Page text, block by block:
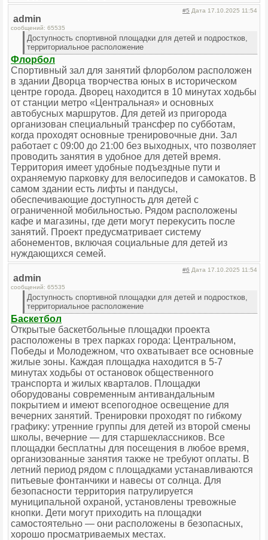
#5 Дата 17.10.2025 11:54
admin
сообщений: 65535
Доступность спортивной площадки для детей и подростков,
территориальное расположение
Флорбол
Спортивный зал для занятий флорболом расположен
в здании Дворца творчества юных в историческом
центре города. Дворец находится в 10 минутах ходьбы
от станции метро «Центральная» и основных
автобусных маршрутов. Для детей из пригорода
организован специальный трансфер по субботам,
когда проходят основные тренировочные дни. Зал
работает с 09:00 до 21:00 без выходных, что позволяет
проводить занятия в удобное для детей время.
Территория имеет удобные подъездные пути и
охраняемую парковку для велосипедов и самокатов. В
самом здании есть лифты и пандусы,
обеспечивающие доступность для детей с
ограниченной мобильностью. Рядом расположены
кафе и магазины, где дети могут перекусить после
занятий. Проект предусматривает систему
абонементов, включая социальные для детей из
нуждающихся семей.
#6 Дата 17.10.2025 11:54
admin
сообщений: 65535
Доступность спортивной площадки для детей и подростков,
территориальное расположение
Баскетбол
Открытые баскетбольные площадки проекта
расположены в трех парках города: Центральном,
Победы и Молодежном, что охватывает все основные
жилые зоны. Каждая площадка находится в 5-7
минутах ходьбы от остановок общественного
транспорта и жилых кварталов. Площадки
оборудованы современным антивандальным
покрытием и имеют всепогодное освещение для
вечерних занятий. Тренировки проходят по гибкому
графику: утренние группы для детей из второй смены
школы, вечерние — для старшеклассников. Все
площадки бесплатны для посещения в любое время,
организованные занятия также не требуют оплаты. В
летний период рядом с площадками устанавливаются
питьевые фонтанчики и навесы от солнца. Для
безопасности территория патрулируется
муниципальной охраной, установлены тревожные
кнопки. Дети могут приходить на площадки
самостоятельно — они расположены в безопасных,
хорошо просматриваемых местах.